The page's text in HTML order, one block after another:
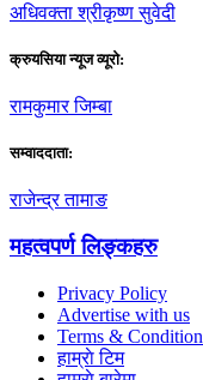
अधिवक्ता श्रीकृष्ण सुवेदी
क्रुयसिया न्यूज व्यूराे:
रामकुमार जिम्बा
सम्वाददाता:
राजेन्द्र तामाङ
महत्वपर्ण लिङ्कहरु
Privacy Policy
Advertise with us
Terms &
हाम्राे टिम